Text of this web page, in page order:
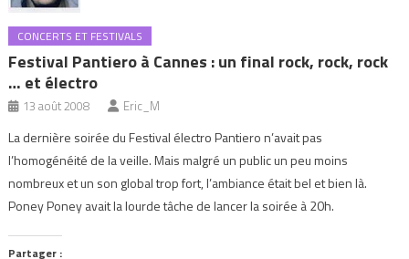
CONCERTS ET FESTIVALS
Festival Pantiero à Cannes : un final rock, rock, rock
… et électro
13 août 2008 Eric_M
La dernière soirée du Festival électro Pantiero n’avait pas
l’homogénéité de la veille. Mais malgré un public un peu moins
nombreux et un son global trop fort, l’ambiance était bel et bien là.
Poney Poney avait la lourde tâche de lancer la soirée à 20h.
Partager :